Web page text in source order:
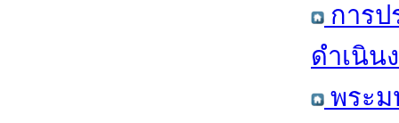
การ
ดำเนิน
พระม